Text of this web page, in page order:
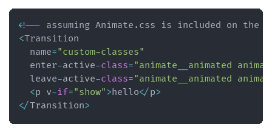
<!-- assuming Animate . css is included on the
<Transition
  name
="custom-classes"
  enter
-active-class="animate__animated
  leave
-active-class="animate__animated
<p v-if="show">hello</p>
</Transition>